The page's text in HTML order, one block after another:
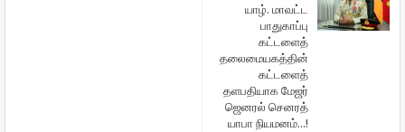
யாழ். மாவட்ட
பாதுகாப்பு
கட்டளைத்
தலைமையகத்தின்
கட்டளைத்
தளபதியாக மேஜர்
ஜெனரல் செனரத்
யாபா நியமனம்...!